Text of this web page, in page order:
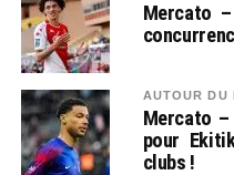
Mercato
AUTOUR DU
Mercato –
pour
clubs !